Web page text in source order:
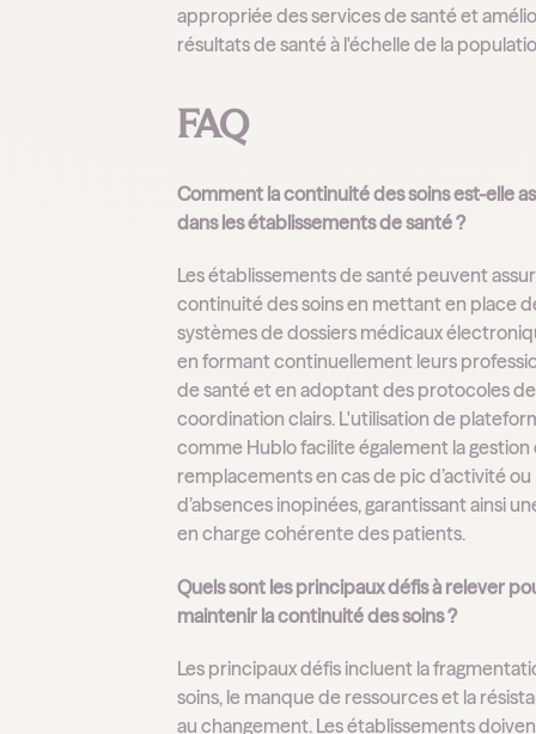
appropriée des services de santé et
résultats de santé à l'échelle de la
FAQ
Comment la continuité des soins est-elle
dans les établissements de santé ?
Les établissements de santé peuvent
continuité des soins en mettant en place
systèmes de dossiers médicaux
en formant continuellement leurs
de santé et en adoptant des protocoles de
coordination clairs. L'utilisation de
comme Hublo facilite également la gestion
remplacements en cas de pic d’activité ou
d’absences inopinées, garantissant ainsi
en charge cohérente des patients.
Quels sont les principaux défis à relever
maintenir la continuité des soins ?
Les principaux défis incluent la
soins, le manque de ressources et la
au changement. Les établissements